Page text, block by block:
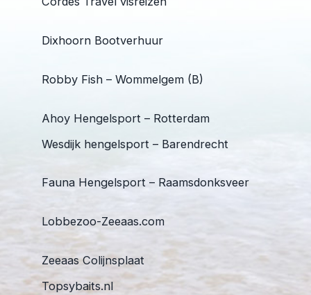
Dixhoorn Bootverhuur
Robby Fish – Wommelgem (B)
Ahoy Hengelsport – Rotterdam
Wesdijk hengelsport – Barendrecht
Fauna Hengelsport – Raamsdonksveer
Lobbezoo-Zeeaas.com
Zeeaas Colijnsplaat
Topsybaits.nl